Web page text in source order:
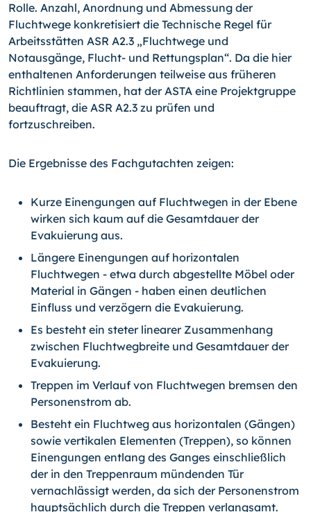
Rolle. Anzahl, Anordnung und Abmessung der
Fluchtwege konkretisiert die Technische Regel für
Arbeitsstätten ASR A2.3 „Fluchtwege und
Notausgänge, Flucht- und Rettungsplan“. Da die hier
enthaltenen Anforderungen teilweise aus früheren
Richtlinien stammen, hat der ASTA eine Projektgruppe
beauftragt, die ASR A2.3 zu prüfen und
fortzuschreiben.
Die Ergebnisse des Fachgutachten zeigen:
Kurze Einengungen auf Fluchtwegen in der Ebene
wirken sich kaum auf die Gesamtdauer der
Evakuierung aus.
Längere Einengungen auf horizontalen
Fluchtwegen - etwa durch abgestellte Möbel oder
Material in Gängen - haben einen deutlichen
Einfluss und verzögern die Evakuierung.
Es besteht ein steter linearer Zusammenhang
zwischen Fluchtwegbreite und Gesamtdauer der
Evakuierung.
Treppen im Verlauf von Fluchtwegen bremsen den
Personenstrom ab.
Besteht ein Fluchtweg aus horizontalen (Gängen)
sowie vertikalen Elementen (Treppen), so können
Einengungen entlang des Ganges einschließlich
der in den Treppenraum mündenden Tür
vernachlässigt werden, da sich der Personenstrom
hauptsächlich durch die Treppen verlangsamt.